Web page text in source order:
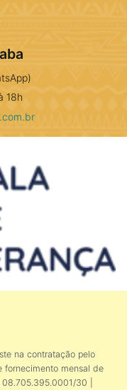
18h
na contratação pelo
fornecimento mensal de
30 |